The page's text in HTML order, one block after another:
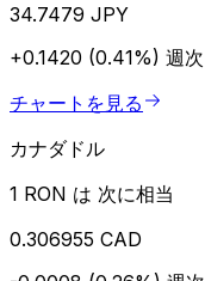
34.7479 JPY
+0.1420 (0.41%) 週次
チャートを見る
カナダドル
1 RON は 次に相当
0.306955 CAD